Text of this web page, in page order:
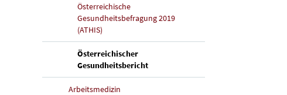
Österreichische
Gesundheitsbefragung 2019
(ATHIS)
Österreichischer
Gesundheitsbericht(aktuelle Seite)
Arbeitsmedizin